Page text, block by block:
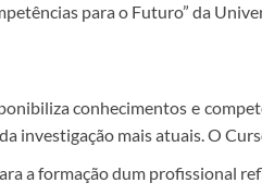
para o Futuro” da
conhecimentos e
investigação mais atuais.O
a formação dum profissional